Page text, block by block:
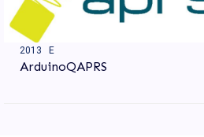
2013 E
ArduinoQAPRS